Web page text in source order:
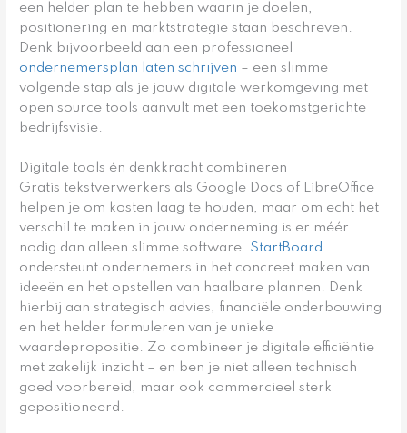
een helder plan te hebben waarin je doelen,
positionering en marktstrategie staan beschreven.
Denk bijvoorbeeld aan een professioneel
ondernemersplan laten schrijven – een slimme
volgende stap als je jouw digitale werkomgeving met
open source tools aanvult met een toekomstgerichte
bedrijfsvisie.
Digitale tools én denkkracht combineren
Gratis tekstverwerkers als Google Docs of LibreOffice
helpen je om kosten laag te houden, maar om echt het
verschil te maken in jouw onderneming is er méér
nodig dan alleen slimme software. StartBoard
ondersteunt ondernemers in het concreet maken van
ideeën en het opstellen van haalbare plannen. Denk
hierbij aan strategisch advies, financiële onderbouwing
en het helder formuleren van je unieke
waardepropositie. Zo combineer je digitale efficiëntie
met zakelijk inzicht – en ben je niet alleen technisch
goed voorbereid, maar ook commercieel sterk
gepositioneerd.